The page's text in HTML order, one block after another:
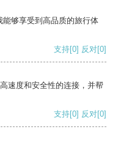
够享受到高品质的旅行体
支持[0] 反对[0]
速度和安全性的连接，并帮
支持[0] 反对[0]